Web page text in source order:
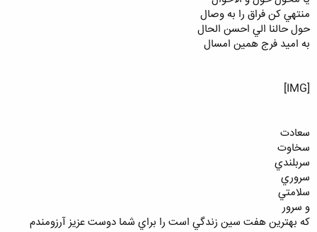
منتهي كن فراق را به وصال
حول حالنا الي احسن الحال
به اميد فرج همين امسال
[IMG]
سعادت
سخاوت
سربلندي
سروري
سلامتي
و سرور
كه بهترين هفت سين زندگي است را براي شما دوست عزيز آرزومندم